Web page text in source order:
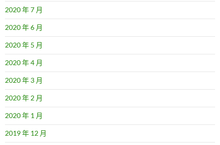
2020 年 7 月
2020 年 6 月
2020 年 5 月
2020 年 4 月
2020 年 3 月
2020 年 2 月
2020 年 1 月
2019 年 12 月